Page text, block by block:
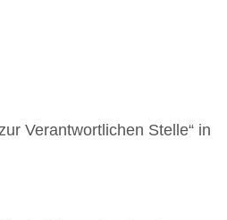
Verantwortlichen Stelle“ in